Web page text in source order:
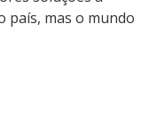
país, mas o mundo